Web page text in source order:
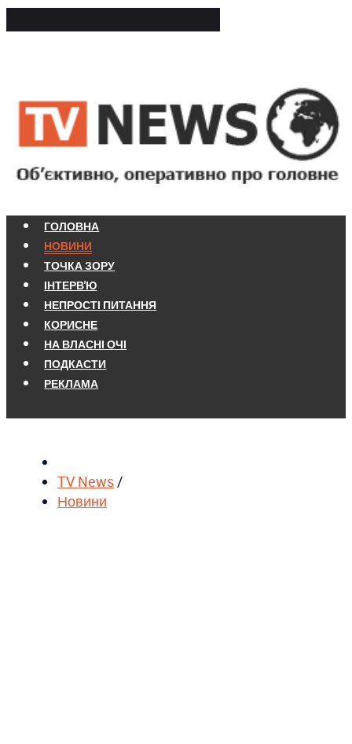
ГОЛОВНА
НОВИНИ
ТОЧКА ЗОРУ
ІНТЕРВ'Ю
НЕПРОСТІ ПИТАННЯ
КОРИСНЕ
НА ВЛАСНІ ОЧІ
ПОДКАСТИ
РЕКЛАМА
TV News/
Новини